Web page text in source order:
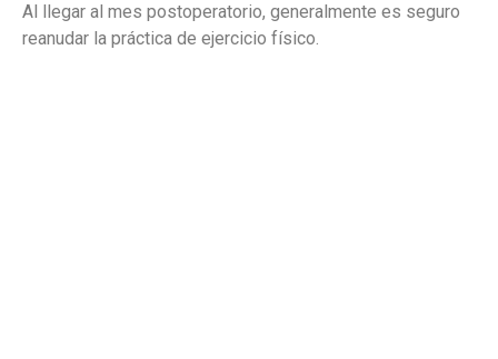
Al llegar al mes postoperatorio, generalmente es seguro
reanudar la práctica de ejercicio físico.